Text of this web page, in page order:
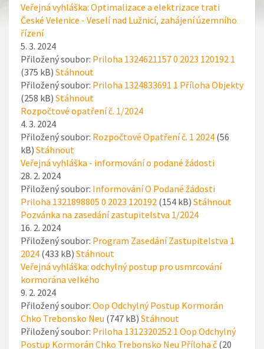
Veřejná vyhláška: Optimalizace a elektrizace trati
České Velenice - Veselí nad Lužnicí, zahájení územního
řízení
5. 3. 2024
Přiložený soubor: Priloha 1324621157 0 2023 120192 1
(375 kB) Stáhnout
Přiložený soubor: Priloha 1324833691 1 Příloha Objekty
(258 kB) Stáhnout
Rozpočtové opatření č. 1/2024
4. 3. 2024
Přiložený soubor: Rozpočtové Opatření č. 1 2024 (56
kB) Stáhnout
Veřejná vyhláška - informování o podané žádosti
28. 2. 2024
Přiložený soubor: Informování O Podané žádosti
Priloha 1321898805 0 2023 120192 (154 kB) Stáhnout
Pozvánka na zasedání zastupitelstva 1/2024
16. 2. 2024
Přiložený soubor: Program Zasedání Zastupitelstva 1
2024 (433 kB) Stáhnout
Veřejná vyhláška: odchylný postup pro usmrcování
kormorána velkého
9. 2. 2024
Přiložený soubor: Oop Odchylný Postup Kormorán
Chko Trebonsko Neu (747 kB) Stáhnout
Přiložený soubor: Priloha 1312320252 1 Oop Odchylný
Postup Kormorán Chko Trebonsko Neu Příloha č (20